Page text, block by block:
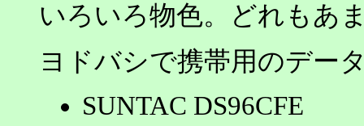
いろいろ物色。どれもあ
ヨドバシで携帯用のデー
SUNTAC DS96CFE